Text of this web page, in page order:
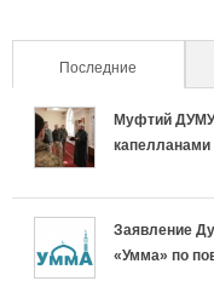
Последние (активная
Муфтий ДУМУ
Заявление
«Умма» по